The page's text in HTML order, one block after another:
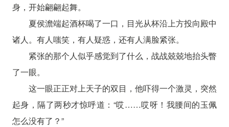
身，开始翩翩起舞。
夏侯澹端起酒杯喝了一口，目光从杯沿上方投向殿中
诸人。有人嗤笑，有人疑惑，还有人满脸紧张。
紧张的那个人似乎感觉到了什么，战战兢兢地抬头瞥
了一眼。
这一眼正正对上天子的双目，他吓得一个激灵，突然
起身，隔了两秒才惊呼道：“哎……哎呀！我腰间的玉佩
怎么没有了？”